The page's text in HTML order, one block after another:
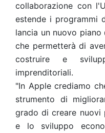
collaborazione con
estende i programmi
lancia un nuovo
che permetterà di
costruire e
imprenditoriali.
"In Apple crediamo
strumento di
grado di creare nuovi
e lo sviluppo